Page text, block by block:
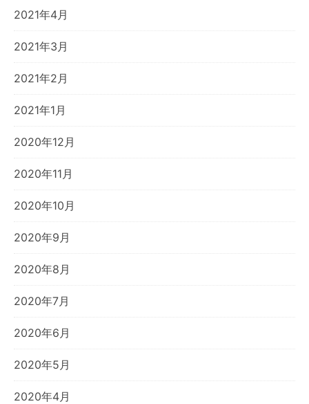
2021年4月
2021年3月
2021年2月
2021年1月
2020年12月
2020年11月
2020年10月
2020年9月
2020年8月
2020年7月
2020年6月
2020年5月
2020年4月